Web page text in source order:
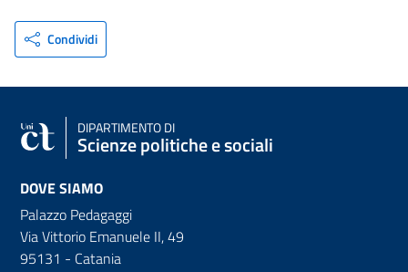
Condividi
DIPARTIMENTO DI
Scienze politiche e sociali
DOVE SIAMO
Palazzo Pedagaggi
Via Vittorio Emanuele II, 49
95131 - Catania